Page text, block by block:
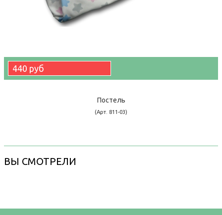
440 руб
Постель
(Арт. 811-03)
ВЫ СМОТРЕЛИ